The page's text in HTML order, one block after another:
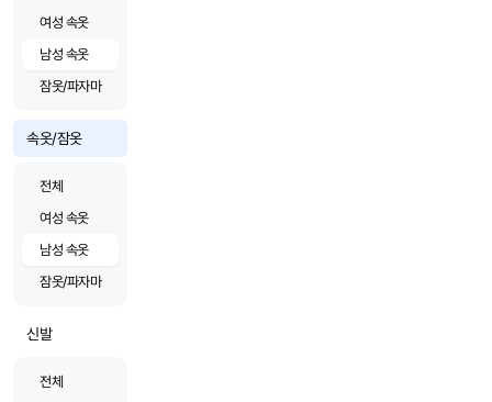
여성 속옷
남성 속옷
잠옷/파자마
속옷/잠옷
전체
여성 속옷
남성 속옷
잠옷/파자마
신발
전체